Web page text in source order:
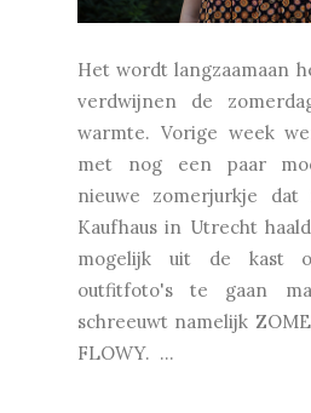
Het wordt langzaamaan
verdwijnen de
warmte. Vorige week
met nog een paar
nieuwe zomerjurkje
Kaufhaus in Utrecht
mogelijk uit de kast
outfitfoto's te gaan
schreeuwt namelijk
FLOWY. ...